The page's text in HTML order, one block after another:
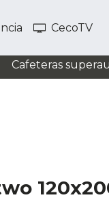
CecoTV
Cafeteras